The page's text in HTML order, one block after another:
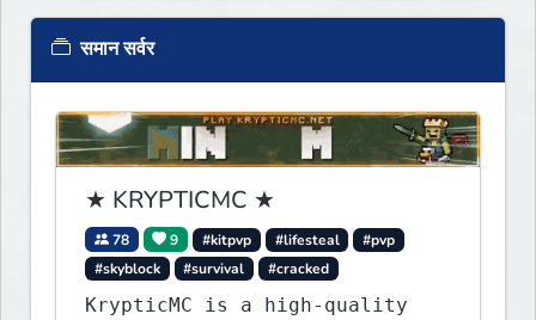
समान सर्वर
★ KRYPTICMC ★
78 9 #kitpvp #lifesteal
#pvp
#skyblock
#survival #cracked
KrypticMC is a high-quality